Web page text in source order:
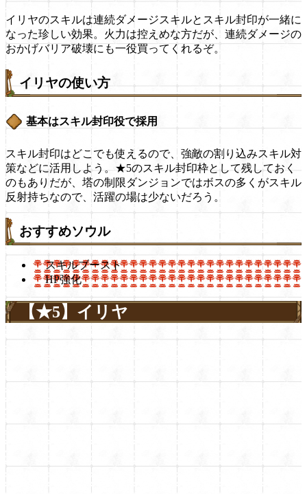
イリヤのスキルは連続ダメージスキルとスキル封印が一緒に
なった珍しい効果。火力は控えめな方だが、連続ダメージの
おかげバリア破壊にも一役買ってくれるぞ。
イリヤの使い方
基本はスキル封印役で採用
スキル封印はどこでも使えるので、強敵の割り込みスキル対
策などに活用しよう。★5のスキル封印枠として残しておく
のもありだが、塔の制限ダンジョンではボスの多くがスキル
反射持ちなので、活躍の場は少ないだろう。
おすすめソウル
スキルブースト
HP強化
【★5】イリヤ